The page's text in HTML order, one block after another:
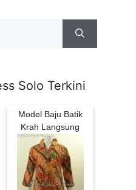
Solo Terkini
Model Baju Batik
Krah Langsung